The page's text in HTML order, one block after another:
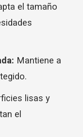
el tamaño
Mantiene a
lisas y
el